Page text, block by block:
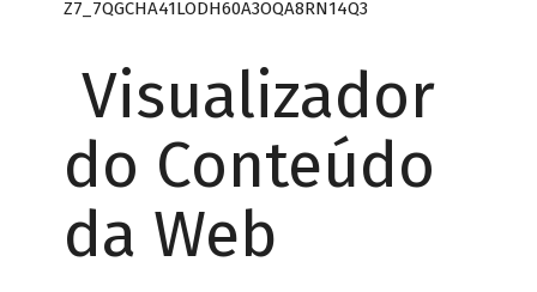
Z7_7QGCHA41LODH60A3OQA8RN14Q3
Visualizador
do Conteúdo
da Web